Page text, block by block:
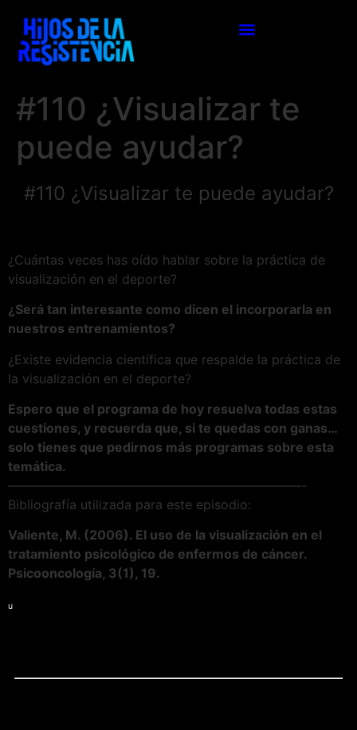
#110 ¿Visualizar te
puede ayudar?
#110 ¿Visualizar te puede ayudar?
¿Cuántas veces has oído hablar sobre la práctica de
visualización en el deporte?
¿Será tan interesante como dicen el incorporarla en
nuestros entrenamientos?
¿Existe evidencia científica que respalde la práctica de
la visualización en el deporte?
Espero que el programa de hoy resuelva todas estas
cuestiones, y recuerda que, si te quedas con ganas…
solo tienes que pedirnos más programas sobre esta
temática.
———————————————————————-
Bibliografía utilizada para este episodio:
Valiente, M. (2006). El uso de la visualización en el
tratamiento psicológico de enfermos de cáncer.
Psicooncología, 3(1), 19.
u